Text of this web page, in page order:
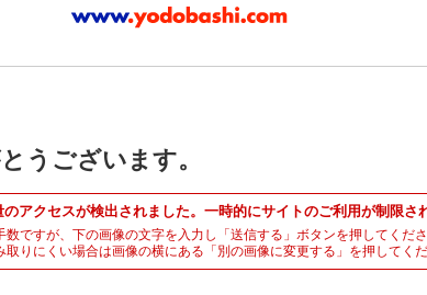
うございます。
アクセスが検出されました。一時的にサイトのご利用が制限さ
ですが、下の画像の文字を入力し「送信する」ボタンを押してくださ
取りにくい場合は画像の横にある「別の画像に変更する」を押してくだ